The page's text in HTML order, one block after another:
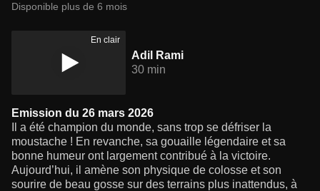
Disponible plus de 6 mois
En clair
Adil Rami
30 min
Emission du 26 mars 2026
Il a été champion du monde, sans trop se défriser la
moustache ! En revanche, sa gouaille légendaire et sa
bonne humeur ont largement contribué à la victoire.
Aujourd’hui, il amène son physique de colosse et son
sourire de beau gosse sur des terrains plus inattendus, à